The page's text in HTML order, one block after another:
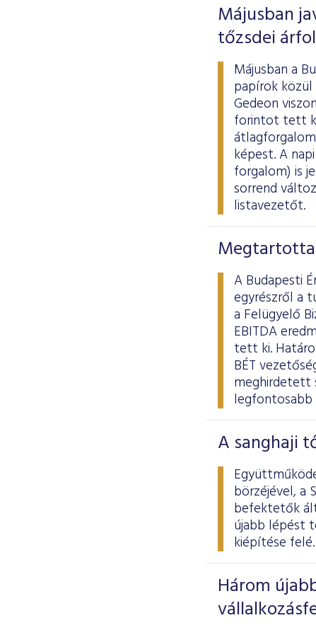
Májusban
tőzsdei
Májusban a
papírok közül
Gedeon
forintot tett
képest. A
forgalom) is
sorrend
listavezetőt.
Megtartotta
A Budapesti
egyrészről a
a Felügyelő
EBITDA
tett ki.
BÉT
meghirdetett
A sanghaji
börzéjével, a
befektetők
újabb lépést
kiépítése felé.
Három